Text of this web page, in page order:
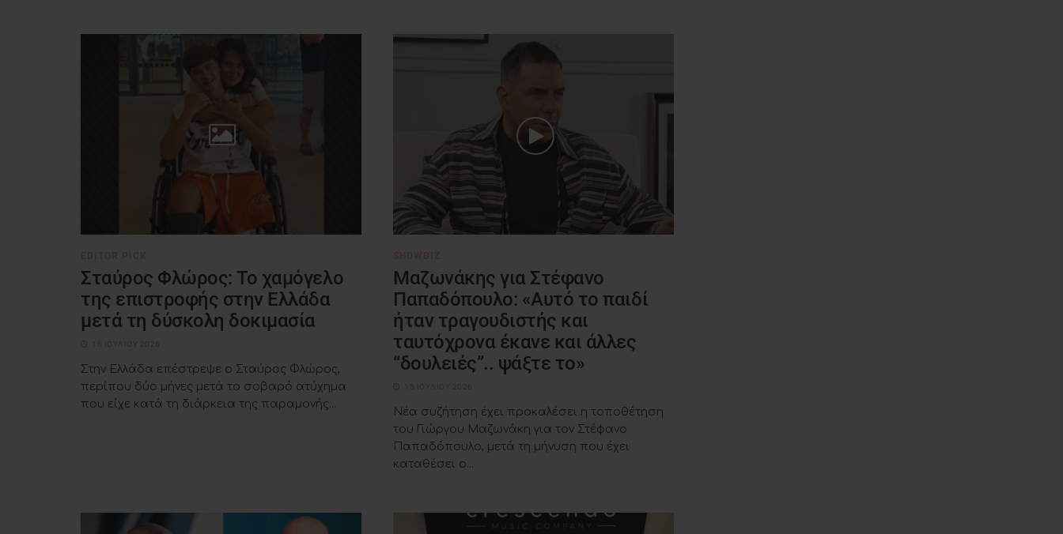
Σταύρος Φλώρος: Το χαμόγελο
της επιστροφής στην Ελλάδα
μετά τη δύσκολη δοκιμασία
Στην Ελλάδα επέστρεψε ο Σταύρος Φλώρος,
περίπου δύο μήνες μετά το σοβαρό ατύχημα
που είχε κατά τη διάρκεια της παραμονής...
Μαζωνάκης για Στέφανο
Παπαδόπουλο: «Αυτό το παιδί
ήταν τραγουδιστής και
ταυτόχρονα έκανε και άλλες
“δουλειές”.. ψάξτε το»
Νέα συζήτηση έχει προκαλέσει η τοποθέτηση
του Γιώργου Μαζωνάκη για τον Στέφανο
Παπαδόπουλο, μετά τη μήνυση που έχει
καταθέσει ο...